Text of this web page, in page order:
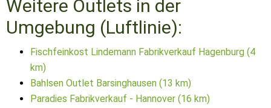
Weitere Outlets in der
Umgebung (Luftlinie):
Fischfeinkost Lindemann Fabrikverkauf Hagenburg (4
km)
Bahlsen Outlet Barsinghausen (13 km)
Paradies Fabrikverkauf - Hannover (16 km)